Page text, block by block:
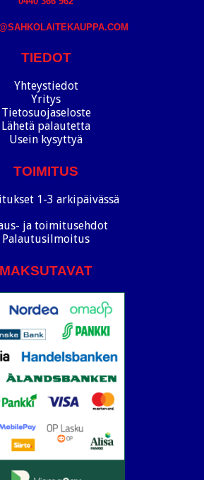
TIEDOT
Yhteystiedot
Yritys
Tietosuojaseloste
Lähetä palautetta
Usein kysyttyä
TOIMITUS
1-3 arkipäivässä
ja toimitusehdot
Palautusilmoitus
MAKSUTAVAT